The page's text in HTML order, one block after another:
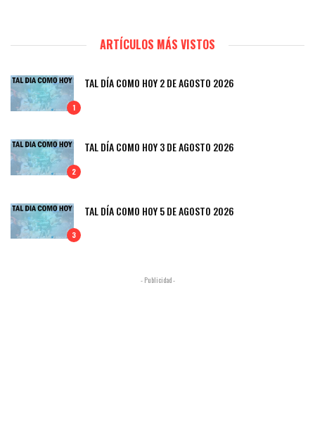
ARTÍCULOS MÁS VISTOS
1
TAL DÍA COMO HOY 2 DE AGOSTO 2026
2
TAL DÍA COMO HOY 3 DE AGOSTO 2026
3
TAL DÍA COMO HOY 5 DE AGOSTO 2026
- Publicidad -